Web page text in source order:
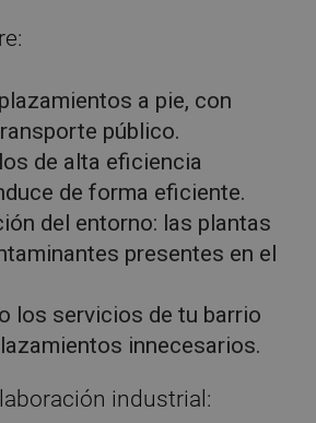
a pie, con
público.
de alta eficiencia
de forma eficiente.
del entorno: las plantas
presentes en el
los servicios de tu barrio
innecesarios.
industrial: